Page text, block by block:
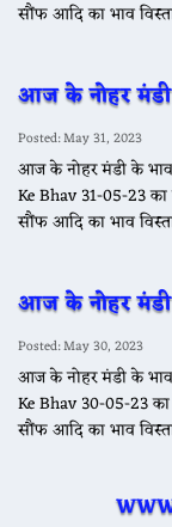
सौंफ आदि का भाव
आज के नोहर
Posted: May 31, 2023
आज के नोहर मंडी के
Ke Bhav 31-05-23 का
सौंफ आदि का भाव
आज के नोहर
Posted: May 30, 2023
आज के नोहर मंडी के
Ke Bhav 30-05-23 का
सौंफ आदि का भाव